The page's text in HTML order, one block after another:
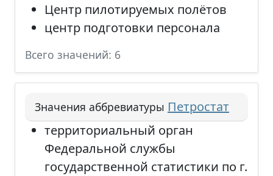
Центр пилотируемых полётов
центр подготовки персонала
Всего значений: 6
Значения аббревиатуры Петростат
территориальный орган
Федеральной службы
государственной статистики по г.